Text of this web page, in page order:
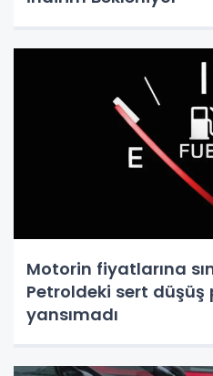
Motorin fiyatlarına
Petroldeki sert
yansımadı